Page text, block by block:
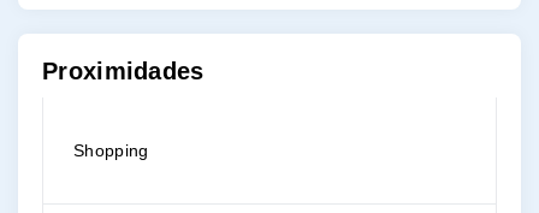
Proximidades
Shopping